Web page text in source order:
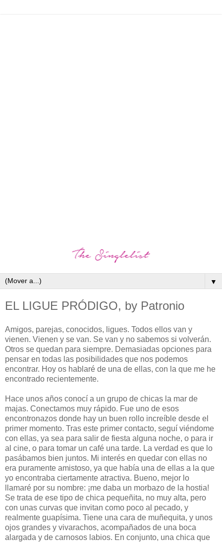
▼
EL LIGUE PRÓDIGO, by Patronio
Amigos, parejas, conocidos, ligues. Todos ellos van y
vienen. Vienen y se van. Se van y no sabemos si volverán.
Otros se quedan para siempre. Demasiadas opciones para
pensar en todas las posibilidades que nos podemos
encontrar. Hoy os hablaré de una de ellas, con la que me he
encontrado recientemente.
Hace unos años conocí a un grupo de chicas la mar de
majas. Conectamos muy rápido. Fue uno de esos
encontronazos donde hay un buen rollo increíble desde el
primer momento. Tras este primer contacto, seguí viéndome
con ellas, ya sea para salir de fiesta alguna noche, o para ir
al cine, o para tomar un café una tarde. La verdad es que lo
pasábamos bien juntos. Mi interés en quedar con ellas no
era puramente amistoso, ya que había una de ellas a la que
yo encontraba ciertamente atractiva. Bueno, mejor lo
llamaré por su nombre: ¡me daba un morbazo de la hostia!
Se trata de ese tipo de chica pequeñita, no muy alta, pero
con unas curvas que invitan como poco al pecado, y
realmente guapísima. Tiene una cara de muñequita, y unos
ojos grandes y vivarachos, acompañados de una boca
alargada y de carnosos labios. En conjunto, una chica que